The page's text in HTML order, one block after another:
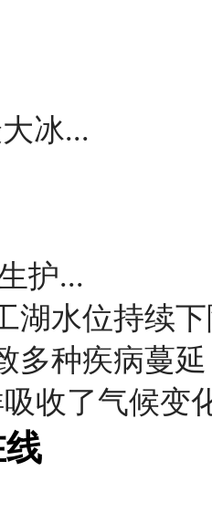
冰...
护...
湖水位持续
多种疾病蔓延
收了气候变